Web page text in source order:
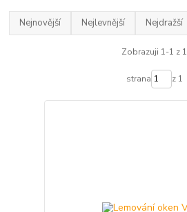
Nejnovější Nejlevnější Nejdražší
Zobrazuji 1-1 z 1
strana z 1